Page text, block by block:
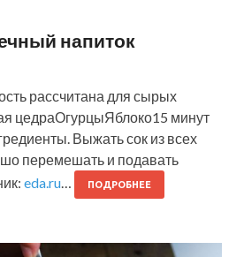
напиток
рассчитана для сырых
цедраОгурцыЯблоко15 минут
Выжать сок из всех
перемешать и подавать
eda.ru… ПОДРОБНЕЕ